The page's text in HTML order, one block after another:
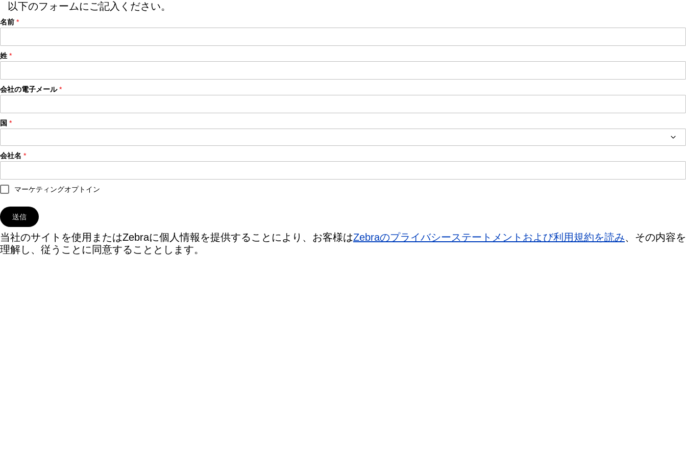
以下のフォームにご記入ください。
名前
姓
会社の電子メール
国
会社名
マーケティングオプトイン
当社のサイトを使用またはZebraに個人情報を提供することにより、お客様はZebraのプライバシーステートメントおよび利用規約を読み、その内容を
理解し、従うことに同意することとします。